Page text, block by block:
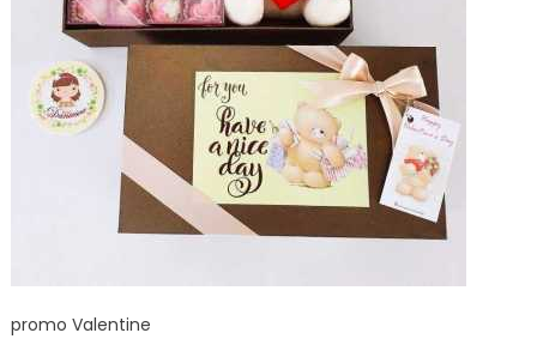
promo Valentine